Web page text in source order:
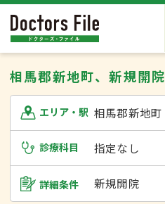
相馬郡新地町、新規開院
エリア・駅 相馬郡新地町
診療科目 指定なし
詳細条件 新規開院